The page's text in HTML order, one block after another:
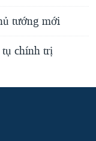
tướng mới
chính trị